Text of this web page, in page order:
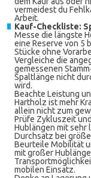
vermeidest du
Arbeit.
Kauf-Checkliste:
Messe die längste
eine Reserve von 5
Stücke ohne
Vergleiche die
gemessenen
Spaltlänge nicht
wird.
Beachte Leistung
Hartholz ist mehr
allein nicht zum
Prüfe Zykluszeit
Hublängen mit sehr
Durchsatz bei
Beurteile Mobilität
mit großer
mobilen Einsatz.